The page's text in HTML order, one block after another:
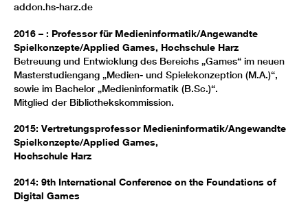
addon.hs-harz.de
2016 – : Professor für Medieninformatik/Angewandte
Spielkonzepte/Applied Games, Hochschule Harz
Betreuung und Entwicklung des Bereichs „Games“ im neuen
Masterstudiengang „Medien- und Spielekonzeption (M.A.)“,
sowie im Bachelor „Medieninformatik (B.Sc.)“.
Mitglied der Bibliothekskommission.
2015: Vertretungsprofessor Medieninformatik/Angewandte
Spielkonzepte/Applied Games,
Hochschule Harz
2014: 9th International Conference on the Foundations of
Digital Games